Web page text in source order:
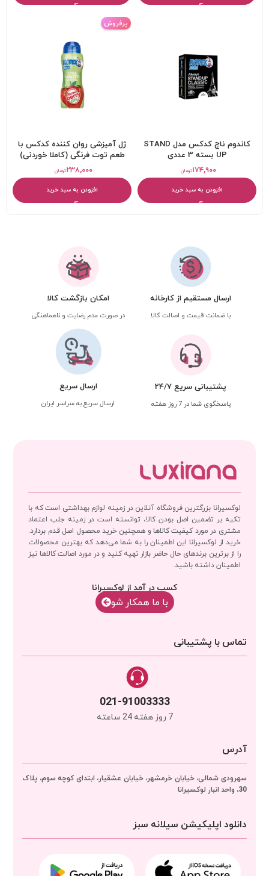
کاندوم ناچ کدکس مدل STAND
UP بسته 3 عددی
تومان۱۷۴,۹۰۰
افزودن به سبد خرید
پرفروش
ژل آمیزشی روان کننده کدکس با
طعم توت فرنگی (کاملا خوردنی)
تومان۲۳۸,۰۰۰
افزودن به سبد خرید
ارسال مستقیم از کارخانه
با ضمانت قیمت و اصالت کالا
امکان بازگشت کالا
در صورت عدم رضایت و ناهماهنگی
پشتیبانی سریع 24/7
پاسخگوی شما در 7 روز هفته
ارسال سریع
ارسال سریع به سراسر ایران
لوکسیرانا بزرگترین فروشگاه آنلاین در زمینه لوازم بهداشتی است که با
تکیه بر تضمین اصل بودن کالا، توانسته است در زمینه جلب اعتماد
مشتری در مورد کیفیت کالاها و همچنین خرید محصول اصل قدم بردارد.
خرید از لوکسیرانا این اطمینان را به شما می‌دهد که بهترین محصولات
را از برترین برندهای حال حاضر بازار تهیه کنید و در مورد اصالت کالاها نیز
اطمینان داشته باشید.
کسب در آمد از لوکسیرانا
با‌‌ ما همکار شو
تماس با پشتیبانی
021-91003333
7 روز هفته 24 ساعته
آدرس
سهرودی شمالی، خیابان خرمشهر، خیابان عشقیار، ابتدای کوچه سوم، پلاک
30، واحد انبار
لوکسیرانا
دانلود اپلیکیشن سیلانه سبز